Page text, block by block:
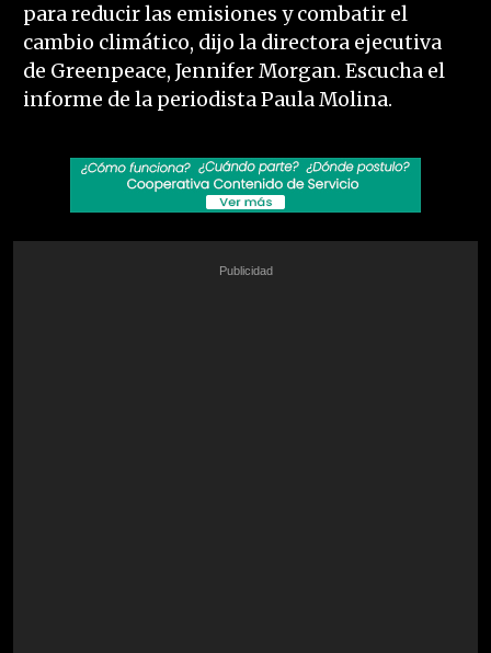
para reducir las emisiones y combatir el
cambio climático, dijo la directora ejecutiva
de Greenpeace, Jennifer Morgan. Escucha el
informe de la periodista Paula Molina.